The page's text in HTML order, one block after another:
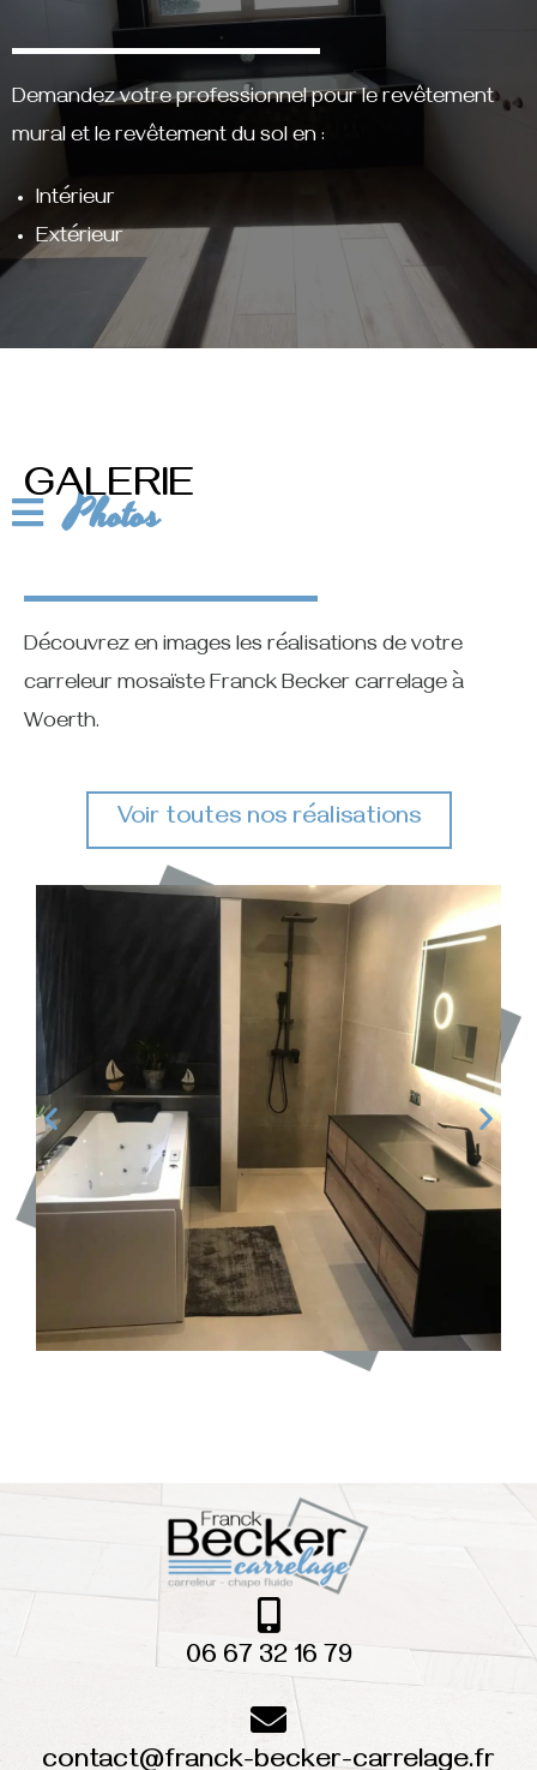
Demandez votre professionnel pour le revêtement
mural et le revêtement du sol en :
Intérieur
Extérieur
GALERIE
Photos
Découvrez en images les réalisations de votre
carreleur mosaïste Franck Becker carrelage à
Woerth.
Voir toutes nos réalisations
06 67 32 16 79